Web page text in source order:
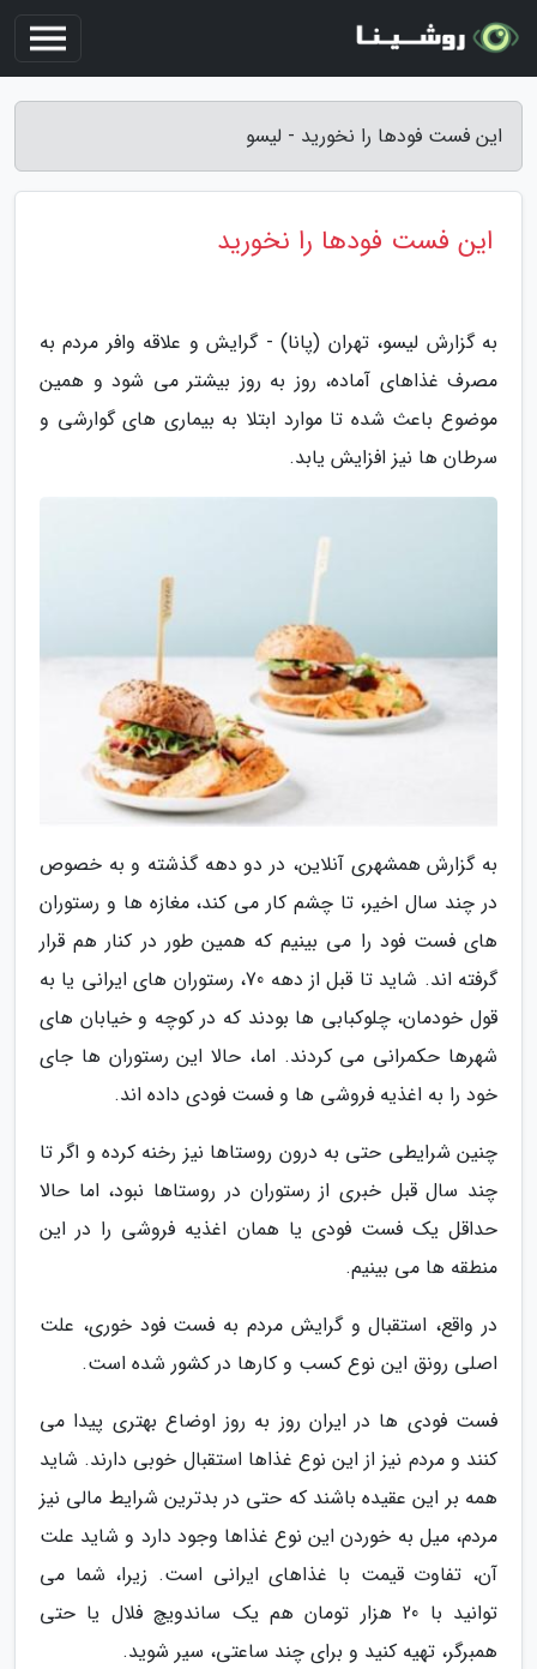
این فست فودها را نخورید - لیسو
این فست فودها را نخورید
به گزارش لیسو، تهران (پانا) - گرایش و علاقه وافر مردم به
مصرف غذاهای آماده، روز به روز بیشتر می شود و همین
موضوع باعث شده تا موارد ابتلا به بیماری های گوارشی و
سرطان ها نیز افزایش یابد.
به گزارش همشهری آنلاین، در دو دهه گذشته و به خصوص
در چند سال اخیر، تا چشم کار می کند، مغازه ها و رستوران
های فست فود را می بینیم که همین طور در کنار هم قرار
گرفته اند. شاید تا قبل از دهه 70، رستوران های ایرانی یا به
قول خودمان، چلوکبابی ها بودند که در کوچه و خیابان های
شهرها حکمرانی می کردند. اما، حالا این رستوران ها جای
خود را به اغذیه فروشی ها و فست فودی داده اند.
چنین شرایطی حتی به درون روستاها نیز رخنه کرده و اگر تا
چند سال قبل خبری از رستوران در روستاها نبود، اما حالا
حداقل یک فست فودی یا همان اغذیه فروشی را در این
منطقه ها می بینیم.
در واقع، استقبال و گرایش مردم به فست فود خوری، علت
اصلی رونق این نوع کسب و کارها در کشور شده است.
فست فودی ها در ایران روز به روز اوضاع بهتری پیدا می
کنند و مردم نیز از این نوع غذاها استقبال خوبی دارند. شاید
همه بر این عقیده باشند که حتی در بدترین شرایط مالی نیز
مردم، میل به خوردن این نوع غذاها وجود دارد و شاید علت
آن، تفاوت قیمت با غذاهای ایرانی است. زیرا، شما می
توانید با 20 هزار تومان هم یک ساندویچ فلال یا حتی
همبرگر، تهیه کنید و برای چند ساعتی، سیر شوید.